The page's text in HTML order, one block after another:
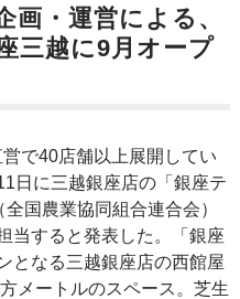
・運営による、
三越に9月オープ
で40店舗以上展開してい
日に三越銀座店の「銀座テ
国農業協同組合連合会）
当すると発表した。「銀座
となる三越銀座店の西館屋
メートルのスペース。芝生